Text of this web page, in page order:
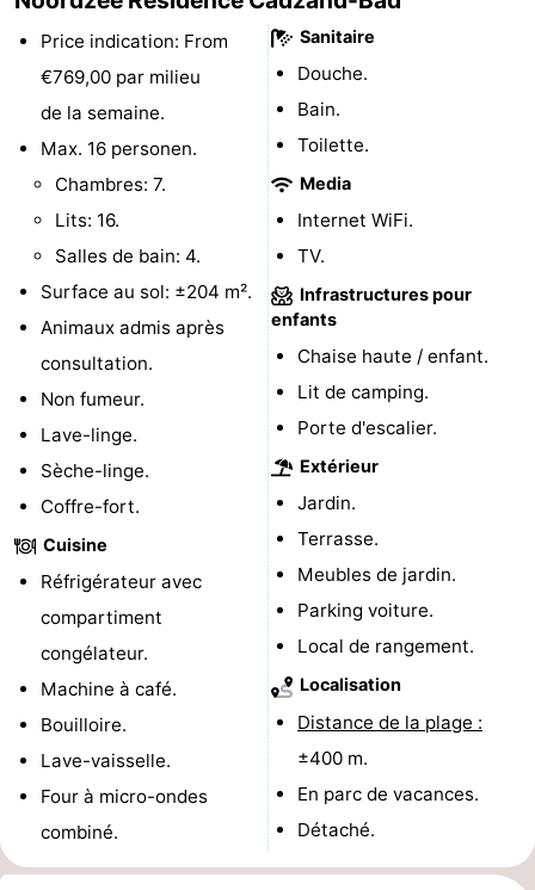
jeux
intérieures
Parcours
mini-
Centres
bien-
Villages
villes
Nature
Sports
Piscines
Faire
vélo
-
Randonnée
Équitation
-
Terrains
de
Surfen
-
Sportive
Equitation
Glossopètre
des
Boire
manger
Pratiques
Price indication: From
€769,00 par milieu
de la semaine.
Max. 16 personen.
Chambres: 7.
Lits: 16.
Salles de bain: 4.
Surface au sol: ±204 m².
Animaux admis après
consultation.
Non fumeur.
Lave-linge.
Sèche-linge.
Coffre-fort.
Cuisine
Réfrigérateur avec
compartiment
congélateur.
Machine à café.
Bouilloire.
Lave-vaisselle.
Four à micro-ondes
combiné.
Sanitaire
Douche.
Bain.
Toilette.
Media
Internet WiFi.
TV.
Infrastructures pour
enfants
Chaise haute / enfant.
Lit de camping.
Porte d'escalier.
Extérieur
Jardin.
Terrasse.
Meubles de jardin.
Parking voiture.
Local de rangement.
Localisation
Distance de la plage :
±400 m.
En parc de vacances.
Détaché.